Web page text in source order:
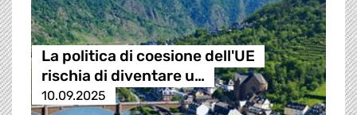
La politica di coesione dell'UE
rischia di diventare u…
10.09.2025